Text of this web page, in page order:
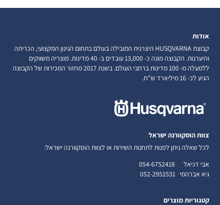
אודות
קבוצת HUSQVARNA היצרנית המובילה בעולם בתחום הגינון המקצועי, הכריתה
והיערנות. הקבוצה מונה כ- 13,000 עובדים ב- 40 מדינות. מוצריה משווקים
ללמעלה מ- 100 מדינות ברחבי העולם. בשנת 2017 מחזור המכירות של הקבוצה
הגיע לכ- 16 מיליארד ש"ח.
צוות הוסקוורנה ישראל
לכל שאלה ניתן לפנות לתחנות השירות או לצוות הוסקוורנה ישראל:
אבי דניאל 054-6752418
גיא אברהמי 052-2951531
קטגוריות מוצרים